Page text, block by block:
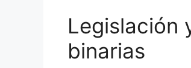
Legislación
binarias